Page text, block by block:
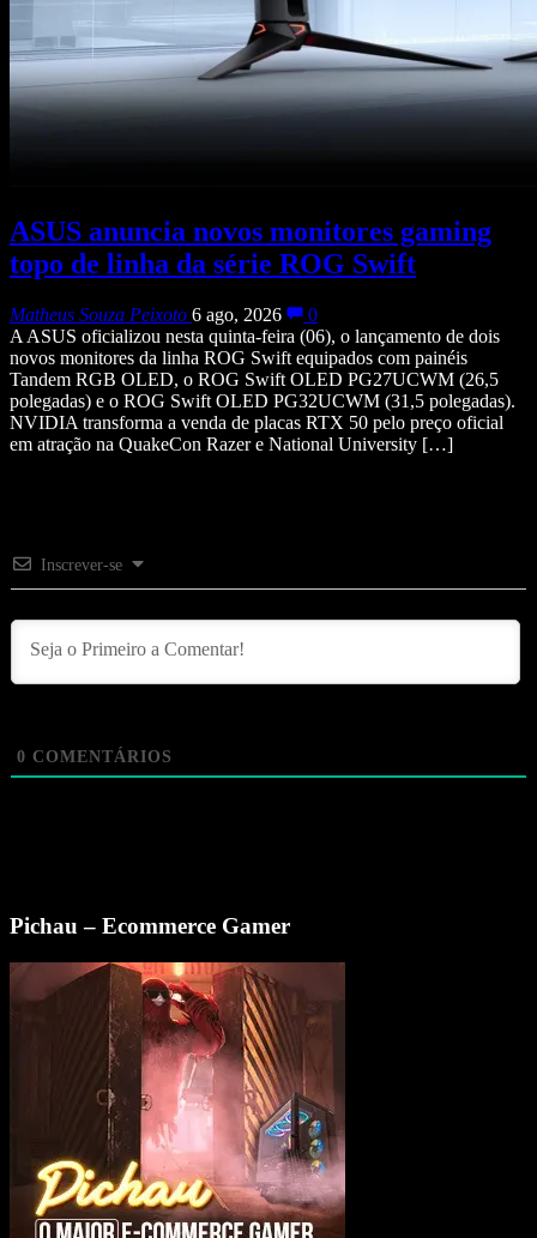
ASUS anuncia novos monitores gaming
topo de linha da série ROG Swift
Matheus Souza Peixoto 6 ago, 2026
0
A ASUS oficializou nesta quinta-feira (06), o lançamento de dois
novos monitores da linha ROG Swift equipados com painéis
Tandem RGB OLED, o ROG Swift OLED PG27UCWM (26,5
polegadas) e o ROG Swift OLED PG32UCWM (31,5 polegadas).
NVIDIA transforma a venda de placas RTX 50 pelo preço oficial
em atração na QuakeCon Razer e National University […]
Inscrever-se
0 COMENTÁRIOS
Pichau – Ecommerce Gamer